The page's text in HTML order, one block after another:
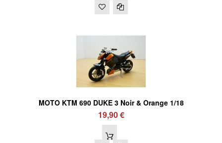
MOTO KTM 690 DUKE 3 Noir & Orange 1/18
19,90 €